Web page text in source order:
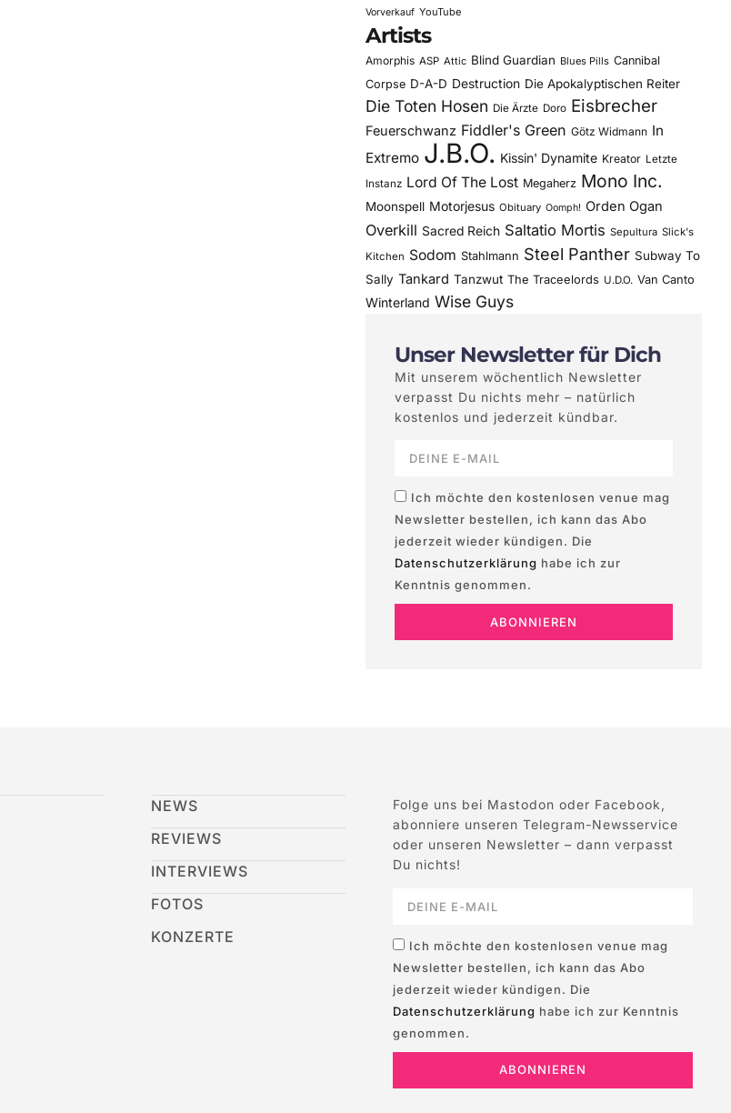
Vorverkauf YouTube
Artists
Amorphis ASP Attic Blind Guardian Blues Pills Cannibal
Corpse D-A-D Destruction Die Apokalyptischen Reiter
Die Toten Hosen Die Ärzte Doro Eisbrecher
Feuerschwanz Fiddler's Green Götz Widmann In
Extremo J.B.O. Kissin' Dynamite Kreator Letzte
Instanz Lord Of The Lost Megaherz Mono Inc.
Moonspell Motorjesus Obituary Oomph! Orden Ogan
Overkill Sacred Reich Saltatio Mortis Sepultura Slick's
Kitchen Sodom Stahlmann Steel Panther Subway To
Sally Tankard Tanzwut The Traceelords U.D.O. Van Canto
Winterland Wise Guys
Unser Newsletter für Dich
Mit unserem wöchentlich Newsletter
verpasst Du nichts mehr – natürlich
kostenlos und jederzeit kündbar.
Ich möchte den kostenlosen venue mag
Newsletter bestellen, ich kann das Abo
jederzeit wieder kündigen. Die
Datenschutzerklärung habe ich zur
Kenntnis genommen.
ABONNIEREN
NEWS
REVIEWS
INTERVIEWS
FOTOS
KONZERTE
Folge uns bei Mastodon oder Facebook,
abonniere unseren Telegram-Newsservice
oder unseren Newsletter – dann verpasst
Du nichts!
Ich möchte den kostenlosen venue mag
Newsletter bestellen, ich kann das Abo
jederzeit wieder kündigen. Die
Datenschutzerklärung habe ich zur Kenntnis
genommen.
ABONNIEREN